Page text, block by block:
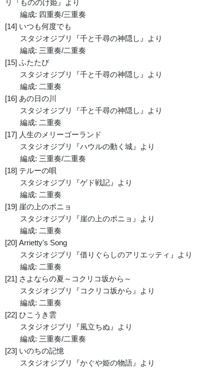
リ『もののけ姫』より
編成: 四重奏/三重奏
[14] いつも何度でも
スタジオジブリ『千と千尋の神隠し』より
編成: 三重奏/二重奏
[15] ふたたび
スタジオジブリ『千と千尋の神隠し』より
編成: 二重奏
[16] あの日の川
スタジオジブリ『千と千尋の神隠し』より
編成: 二重奏
[17] 人生のメリーゴーランド
スタジオジブリ『ハウルの動く城』より
編成: 三重奏/二重奏
[18] テルーの唄
スタジオジブリ『ゲド戦記』より
編成: 二重奏
[19] 崖の上のポニョ
スタジオジブリ『崖の上のポニョ』より
編成: 二重奏
[20] Arrietty's Song
スタジオジブリ『借りぐらしのアリエッティ』より
編成: 二重奏
[21] さよならの夏～コクリコ坂から～
スタジオジブリ『コクリコ坂から』より
編成: 二重奏
[22] ひこうき雲
スタジオジブリ『風立ちぬ』より
編成: 三重奏/二重奏
[23] いのちの記憶
スタジオジブリ『かぐや姫の物語』より